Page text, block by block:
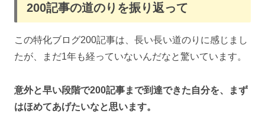
200記事の道のりを振り返って
この特化ブログ200記事は、長い長い道のりに感じまし
たが、まだ1年も経っていないんだなと驚いています。
意外と早い段階で200記事まで到達できた自分を、まず
はほめてあげたいなと思います。